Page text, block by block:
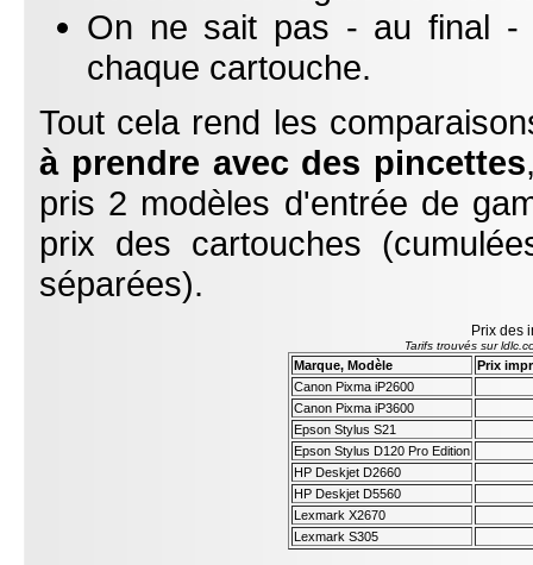
On ne sait pas - au final -
chaque cartouche.
Tout cela rend les
à prendre avec des pincettes
pris 2 modèles d'entrée de
prix des cartouches
séparées).
Prix des
Tarifs trouvés sur
Marque, Modèle
Prix
Canon Pixma iP2600
Canon Pixma iP3600
Epson Stylus S21
Epson Stylus D120 Pro Edition
HP Deskjet D2660
HP Deskjet D5560
Lexmark X2670
Lexmark S305